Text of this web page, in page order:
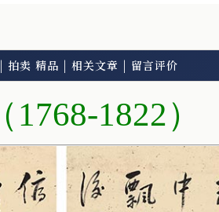
| 拍卖 精品 | 相关文章 | 留言评价
（1768-1822）